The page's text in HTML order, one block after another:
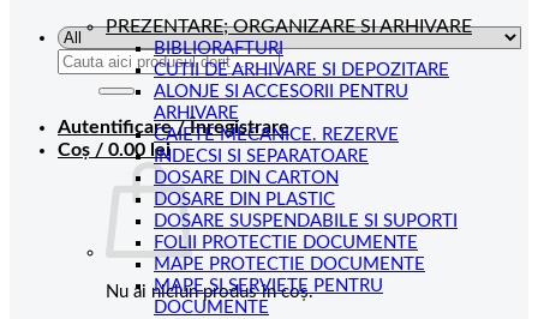
Caută
Autentificare / Înregistrare
Coș / 0.00 lei
Nu ai niciun produs în coș.
PREZENTARE; ORGANIZARE SI ARHIVARE
BIBLIORAFTURI
CUTII DE ARHIVARE SI DEPOZITARE
ALONJE SI ACCESORII PENTRU
ARHIVARE
CAIETE MECANICE. REZERVE
INDECSI SI SEPARATOARE
DOSARE DIN CARTON
DOSARE DIN PLASTIC
DOSARE SUSPENDABILE SI SUPORTI
FOLII PROTECTIE DOCUMENTE
MAPE PROTECTIE DOCUMENTE
MAPE SI SERVIETE PENTRU
DOCUMENTE